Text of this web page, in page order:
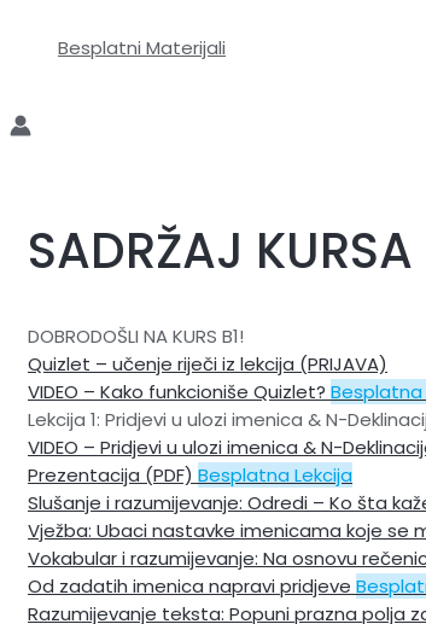
Besplatni Materijali
SADRŽAJ KURSA
DOBRODOŠLI NA KURS B1!
Quizlet – učenje riječi iz lekcija (PRIJAVA)
VIDEO – Kako funkcioniše Quizlet? Besplatna
Lekcija 1: Pridjevi u ulozi imenica & N-
VIDEO – Pridjevi u ulozi imenica & N-
Prezentacija (PDF) Besplatna Lekcija
Slušanje i razumijevanje: Odredi – Ko šta
Vježba: Ubaci nastavke imenicama koje se
Vokabular i razumijevanje: Na osnovu
Od zadatih imenica napravi pridjeve
Razumijevanje teksta: Popuni prazna polja